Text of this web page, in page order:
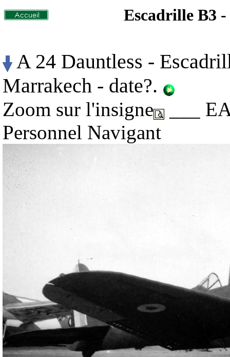
Escadrille B3
A 24 Dauntless -
Marrakech - date?.
Zoom sur l'insigne
___
Personnel Navigant